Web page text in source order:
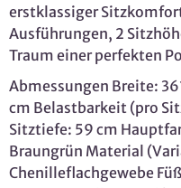
erstklassiger
Ausführungen, 2
Traum einer perfekten
Abmessungen Breite:
cm Belastbarkeit (pro
Sitztiefe: 59 cm
Braungrün Material
Chenilleflachgewebe